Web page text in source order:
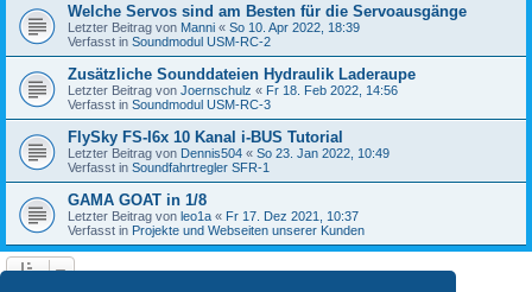
Welche Servos sind am Besten für die Servoausgänge
Letzter Beitrag von Manni « So 10. Apr 2022, 18:39
Verfasst in Soundmodul USM-RC-2
Zusätzliche Sounddateien Hydraulik Laderaupe
Letzter Beitrag von Joernschulz « Fr 18. Feb 2022, 14:56
Verfasst in Soundmodul USM-RC-3
FlySky FS-I6x 10 Kanal i-BUS Tutorial
Letzter Beitrag von Dennis504 « So 23. Jan 2022, 10:49
Verfasst in Soundfahrtregler SFR-1
GAMA GOAT in 1/8
Letzter Beitrag von leo1a « Fr 17. Dez 2021, 10:37
Verfasst in Projekte und Webseiten unserer Kunden